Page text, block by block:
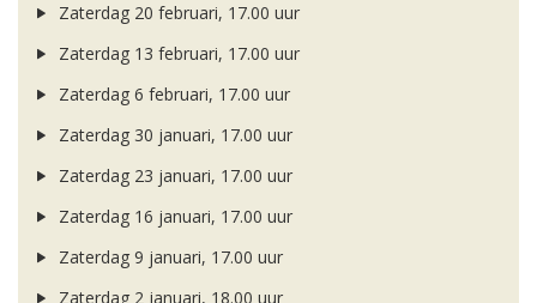
Zaterdag 20 februari, 17.00 uur
Zaterdag 13 februari, 17.00 uur
Zaterdag 6 februari, 17.00 uur
Zaterdag 30 januari, 17.00 uur
Zaterdag 23 januari, 17.00 uur
Zaterdag 16 januari, 17.00 uur
Zaterdag 9 januari, 17.00 uur
Zaterdag 2 januari, 18.00 uur